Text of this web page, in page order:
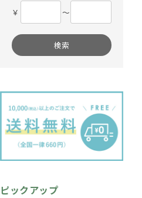
￥
〜
検索
ピックアップ